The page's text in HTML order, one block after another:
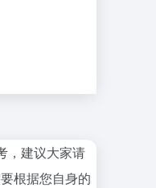
，建议大家请
根据您自身的